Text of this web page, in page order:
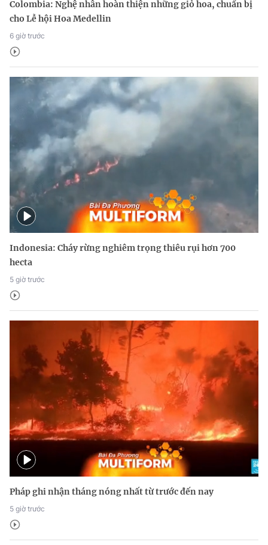
Colombia: Nghệ nhân hoàn thiện những giỏ hoa, chuẩn bị
cho Lễ hội Hoa Medellin
6 giờ trước
Indonesia: Cháy rừng nghiêm trọng thiêu rụi hơn 700
hecta
5 giờ trước
Pháp ghi nhận tháng nóng nhất từ trước đến nay
5 giờ trước